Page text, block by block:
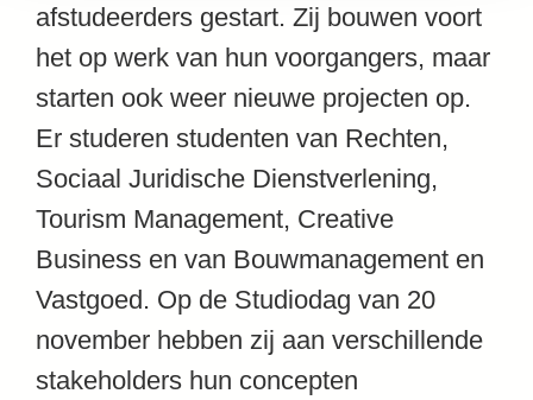
afstudeerders gestart. Zij bouwen voort
het op werk van hun voorgangers, maar
starten ook weer nieuwe projecten op.
Er studeren studenten van Rechten,
Sociaal Juridische Dienstverlening,
Tourism Management, Creative
Business en van Bouwmanagement en
Vastgoed. Op de Studiodag van 20
november hebben zij aan verschillende
stakeholders hun concepten